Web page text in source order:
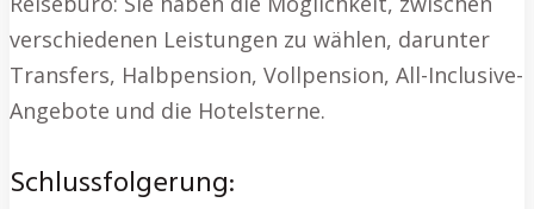
verschiedenen Leistungen zu wählen, darunter
Transfers, Halbpension, Vollpension, All-Inclusive-
Angebote und die Hotelsterne.
Schlussfolgerung: